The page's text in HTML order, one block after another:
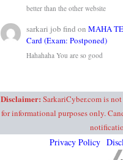
better than the other website
sarkari job find onMAHA
Card (Exam: Postponed)
Hahahaha You are so good
Disclaimer: SarkariCyber.com is
for informational purposes only.
Privacy Policy